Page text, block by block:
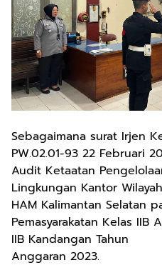
Sebagaimana surat Irjen
PW.02.01-93 22 Februari
Audit Ketaatan
Lingkungan Kantor
HAM Kalimantan Selatan
Pemasyarakatan Kelas IIB
IIB Kandangan Tahun
Anggaran 2023.